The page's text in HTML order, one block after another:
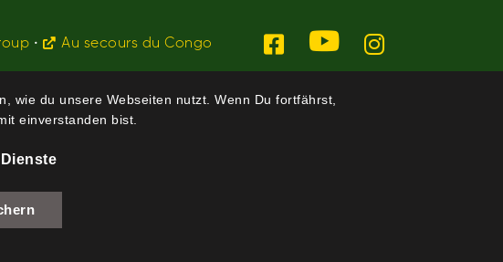
• Au secours du Congo
wie du unsere Webseiten nutzt. Wenn Du fortfährst,
einverstanden bist.